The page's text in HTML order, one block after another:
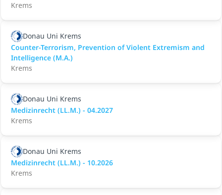
Krems
Donau Uni Krems
Counter-Terrorism, Prevention of Violent Extremism and
Intelligence (M.A.)
Krems
Donau Uni Krems
Medizinrecht (LL.M.) - 04.2027
Krems
Donau Uni Krems
Medizinrecht (LL.M.) - 10.2026
Krems